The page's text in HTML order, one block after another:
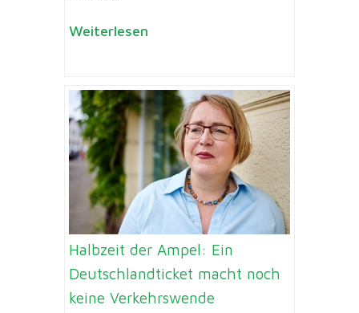
Weiterlesen
Halbzeit der Ampel: Ein
Deutschlandticket macht noch
keine Verkehrswende